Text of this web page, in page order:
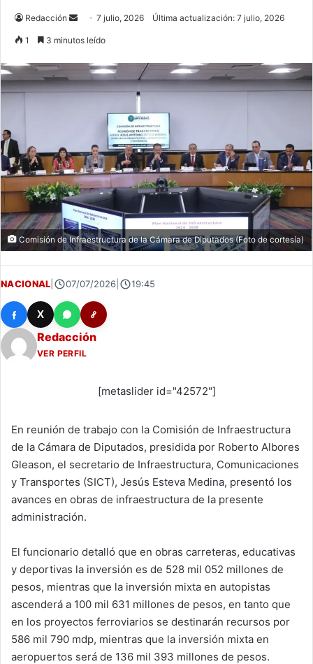
Redacción
Send7 julio, 2026 Última actualización: 7 julio, 2026
1 3 minutos leído
Comisión de Infraestructura de la Cámara de Diputados (Foto de cortesía)
NACIONAL 07/07/2026 19:45
X
Redacción
VER PERFIL
[metaslider id="42572"]
En reunión de trabajo con la Comisión de Infraestructura
de la Cámara de Diputados, presidida por Roberto Albores
Gleason, el secretario de Infraestructura, Comunicaciones
y Transportes (SICT), Jesús Esteva Medina, presentó los
avances en obras de infraestructura de la presente
administración.
El funcionario detalló que en obras carreteras, educativas
y deportivas la inversión es de 528 mil 052 millones de
pesos, mientras que la inversión mixta en autopistas
ascenderá a 100 mil 631 millones de pesos, en tanto que
en los proyectos ferroviarios se destinarán recursos por
586 mil 790 mdp, mientras que la inversión mixta en
aeropuertos será de 136 mil 393 millones de pesos.